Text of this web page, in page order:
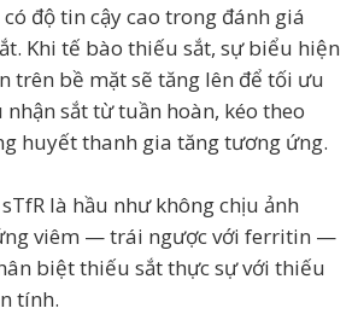
độ tin cậy cao trong đánh giá
Khi tế bào thiếu sắt, sự biểu hiện
trên bề mặt sẽ tăng lên để tối ưu
sắt từ tuần hoàn, kéo theo
huyết thanh gia tăng tương ứng.
là hầu như không chịu ảnh
viêm — trái ngược với ferritin —
biệt thiếu sắt thực sự với thiếu
tính.